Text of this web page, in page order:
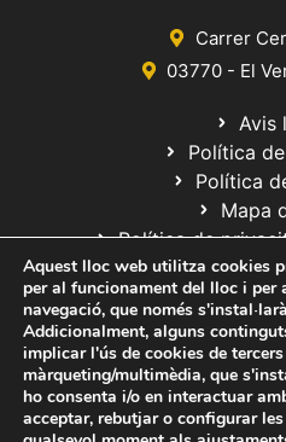
Carrer
03770 - El
Avis
Política
Política
Mapa
Política de
© 2020 Web desarrollada por el
de
Aquest lloc web utilitza cookies
per al funcionament del lloc i per
navegació, que només
Addicionalment, alguns
implicar l'ús de cookies de
màrqueting/multimèdia, que
ho consenta i/o en interactuar
acceptar, rebutjar o configurar